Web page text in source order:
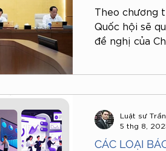
Theo chương
Quốc hội sẽ
đề nghị của
CÁC LOẠI
Luật sư
5 thg 8,